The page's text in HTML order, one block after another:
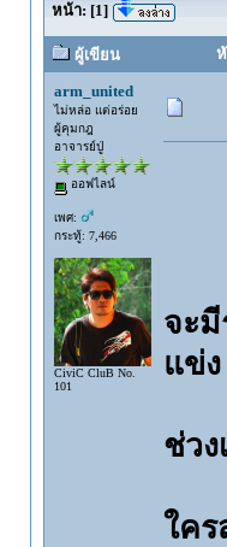
หน้า: [1]
ผู้เขียน
arm_united
ไม่หล่อ แต่อร่อย
ผู้คุมกฎ
อาจารย์ปู่
ออฟไลน์
เพศ:
กระทู้: 7,466
CiviC CluB No.
101
จะ
แข่ง
ช่ว
ใคร